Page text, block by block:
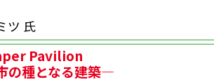
ツ 氏
Pavilion
の種となる建築―